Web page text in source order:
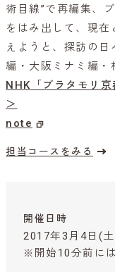
術目線”で再編集、
をはみ出して、現
えようと、探訪の
編・大阪ミナミ編・
NHK「ブラタモリ京
＞
note
担当コースをみる
開催日時
2017年3月4日(
※開始10分前に